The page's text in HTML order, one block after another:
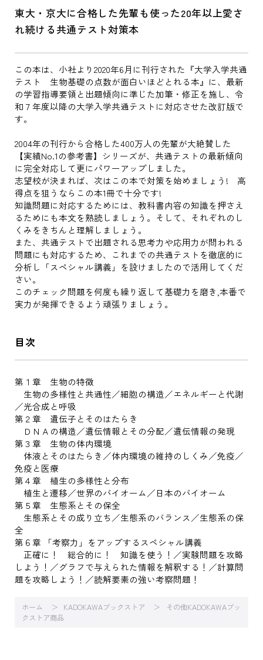
東大・京大に合格した先輩も使った20年以上愛さ
れ続ける共通テスト対策本
この本は、小社より2020年6月に刊行された『大学入学共通
テスト 生物基礎の点数が面白いほどとれる本』に、最新
の学習指導要領と出題傾向に準じた加筆・修正を施し、令
和７年度以降の大学入学共通テストに対応させた改訂版で
す。
2004年の刊行から合格した400万人の先輩が大絶賛した
【実績No.1の参考書】シリーズが、共通テストの最新傾向
に完全対応して更にパワーアップしました。
志望校が決まれば、次はこの本で対策を始めましょう! 高
得点を狙うならこの本1冊で十分です!
知識問題に対応するためには、教科書内容の知識を押さえ
るためにも本文を熟読しましょう。そして、それぞれのし
くみをきちんと理解しましょう。
また、共通テストで出題される思考力や応用力が問われる
問題にも対応するため、これまでの共通テストを徹底的に
分析し「スペシャル講義」を設けましたので活用してくだ
さい。
このチェック問題を何度も繰り返して基礎力を磨き,本番で
実力が発揮できるよう頑張りましょう。
目次
第１章 生物の特徴
生物の多様性と共通性／細胞の構造／エネルギーと代謝
／光合成と呼吸
第２章 遺伝子とそのはたらき
ＤＮＡの構造／遺伝情報とその分配／遺伝情報の発現
第３章 生物の体内環境
体液とそのはたらき／体内環境の維持のしくみ／免疫／
免疫と医療
第４章 植生の多様性と分布
植生と遷移／世界のバイオーム／日本のバイオーム
第５章 生態系とその保全
生態系とその成り立ち／生態系のバランス／生態系の保
全
第６章 「考察力」をアップするスペシャル講義
正確に！ 総合的に！ 知識を使う！／実験問題を攻略
しよう！／グラフで与えられた情報を解釈する！／計算問
題を攻略しよう！／読解要素の強い考察問題！
ホーム KADOKAWAブックストア
その他KADOKAWAブッ
クストア商品